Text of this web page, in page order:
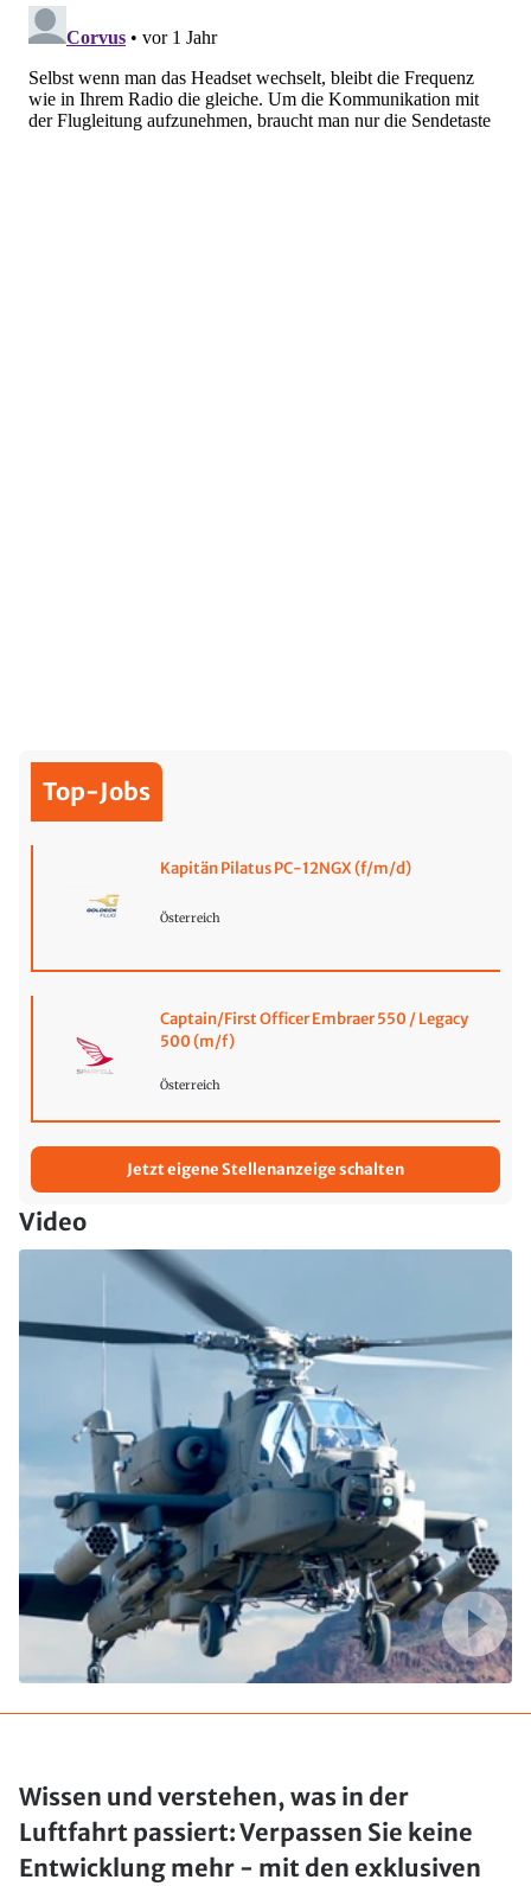
Top-Jobs
Kapitän Pilatus PC-12NGX (f/m/d)
Österreich
Captain/First Officer Embraer 550 / Legacy
500 (m/f)
Österreich
Jetzt eigene Stellenanzeige schalten
Video
Wissen und verstehen, was in der
Luftfahrt passiert: Verpassen Sie keine
Entwicklung mehr - mit den exklusiven